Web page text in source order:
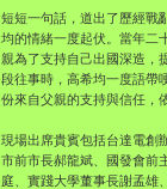
短短一句話，道出了歷經戰
均的情緒一度起伏。當年二
親為了支持自己出國深造，
段往事時，高希均一度語帶
份來自父親的支持與信任，
現場出席貴賓包括台達電創
市前市長郝龍斌、國發會前
庭、實踐大學董事長謝孟雄